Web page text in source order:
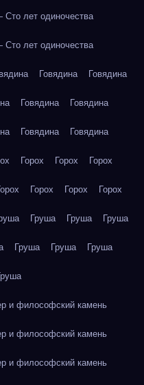
лет одиночества
лет одиночества
Говядина Говядина
Говядина Говядина
Говядина Говядина
Горох Горох Горох
Горох Горох Горох
Груша Груша Груша
Груша Груша Груша
и философский камень
и философский камень
и философский камень